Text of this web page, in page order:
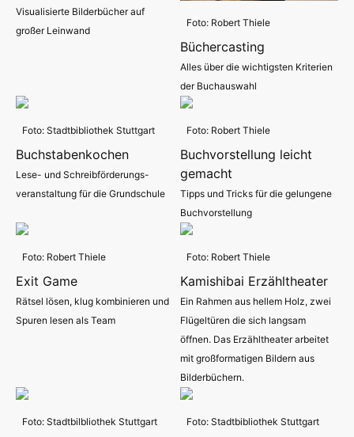
Visualisierte Bilderbücher auf
großer Leinwand
Foto: Robert Thiele
Büchercasting
Alles über die wichtigsten Kriterien
der Buchauswahl
Foto: Stadtbibliothek Stuttgart
Buchstabenkochen
Lese- und Schreibförderungs-
veranstaltung für die Grundschule
Foto: Robert Thiele
Buchvorstellung leicht
gemacht
Tipps und Tricks für die gelungene
Buchvorstellung
Foto: Robert Thiele
Exit Game
Rätsel lösen, klug kombinieren und
Spuren lesen als Team
Foto: Robert Thiele
Kamishibai Erzähltheater
Ein Rahmen aus hellem Holz, zwei
Flügeltüren die sich langsam
öffnen. Das Erzähltheater arbeitet
mit großformatigen Bildern aus
Bilderbüchern.
Foto: Stadtbilbliothek Stuttgart Foto: Stadtbibliothek Stuttgart